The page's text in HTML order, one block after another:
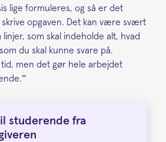
lige formuleres, og så er det
skrive opgaven. Det kan være svært
som skal indeholde alt, hvad
du skal kunne svare på.
men det gør hele arbejdet
studerende fra